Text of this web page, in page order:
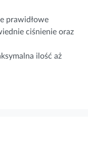
prawidłowe
ciśnienie oraz
ilość aż